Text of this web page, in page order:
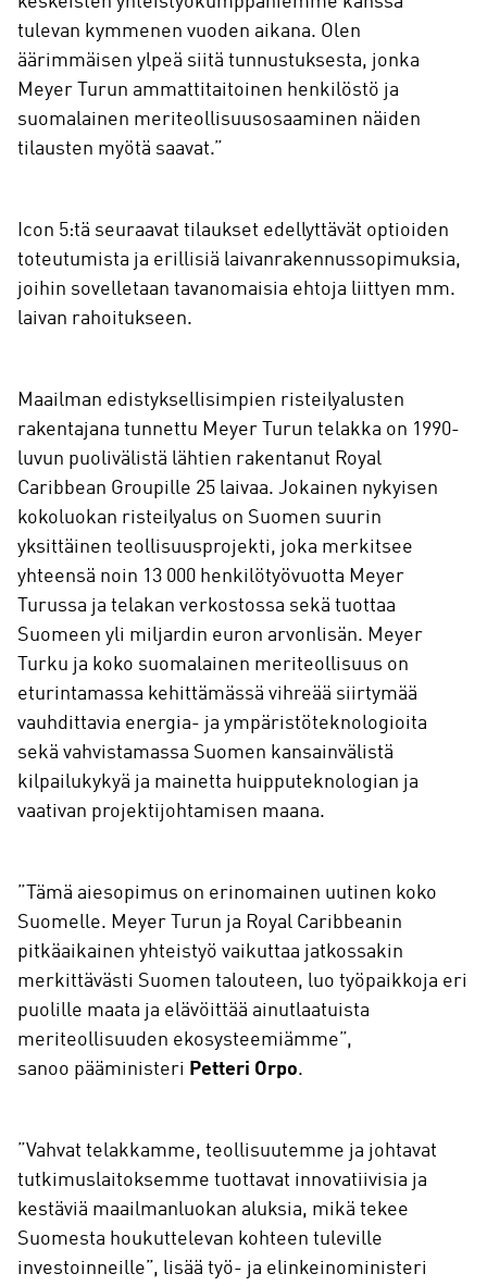
tulevan kymmenen vuoden aikana. Olen
äärimmäisen ylpeä siitä tunnustuksesta, jonka
Meyer Turun ammattitaitoinen henkilöstö ja
suomalainen meriteollisuusosaaminen näiden
tilausten myötä saavat.”
Icon 5:tä seuraavat tilaukset edellyttävät optioiden
toteutumista ja erillisiä laivanrakennussopimuksia,
joihin sovelletaan tavanomaisia ehtoja liittyen mm.
laivan rahoitukseen.
Maailman edistyksellisimpien risteilyalusten
rakentajana tunnettu Meyer Turun telakka on 1990-
luvun puolivälistä lähtien rakentanut Royal
Caribbean Groupille 25 laivaa. Jokainen nykyisen
kokoluokan risteilyalus on Suomen suurin
yksittäinen teollisuusprojekti, joka merkitsee
yhteensä noin 13 000 henkilötyövuotta Meyer
Turussa ja telakan verkostossa sekä tuottaa
Suomeen yli miljardin euron arvonlisän. Meyer
Turku ja koko suomalainen meriteollisuus on
eturintamassa kehittämässä vihreää siirtymää
vauhdittavia energia- ja ympäristöteknologioita
sekä vahvistamassa Suomen kansainvälistä
kilpailukykyä ja mainetta huipputeknologian ja
vaativan projektijohtamisen maana.
”Tämä aiesopimus on erinomainen uutinen koko
Suomelle. Meyer Turun ja Royal Caribbeanin
pitkäaikainen yhteistyö vaikuttaa jatkossakin
merkittävästi Suomen talouteen, luo työpaikkoja eri
puolille maata ja elävöittää ainutlaatuista
meriteollisuuden ekosysteemiämme”,
sanoo pääministeri Petteri Orpo.
”Vahvat telakkamme, teollisuutemme ja johtavat
tutkimuslaitoksemme tuottavat innovatiivisia ja
kestäviä maailmanluokan aluksia, mikä tekee
Suomesta houkuttelevan kohteen tuleville
investoinneille”, lisää työ- ja elinkeinoministeri